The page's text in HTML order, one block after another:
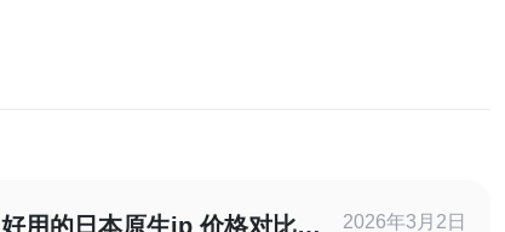
好用的日本原生ip 价格对比与
2026年3月2日